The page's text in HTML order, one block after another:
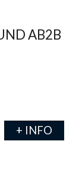
AB2B
+ INFO